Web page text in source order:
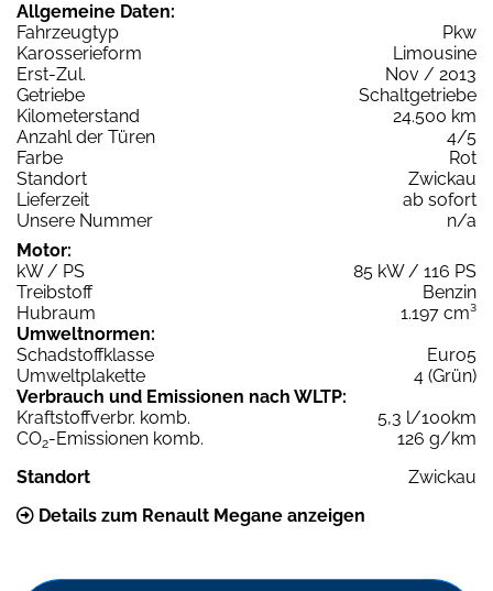
Allgemeine Daten:
Fahrzeugtyp
Pkw
Karosserieform
Limousine
Erst-Zul.
Nov / 2013
Getriebe
Schaltgetriebe
Kilometerstand
24.500 km
Anzahl der Türen
4/5
Farbe
Rot
Standort
Zwickau
Lieferzeit
ab sofort
Unsere Nummer
n/a
Motor:
kW / PS
85 kW / 116 PS
Treibstoff
Benzin
Hubraum
1.197 cm³
Umweltnormen:
Schadstoffklasse
Euro5
Umweltplakette
4 (Grün)
Verbrauch und Emissionen nach WLTP:
Kraftstoffverbr. komb.
5,3 l/100km
CO2-Emissionen komb.
126 g/km
Standort
Zwickau
Details zum Renault Megane anzeigen